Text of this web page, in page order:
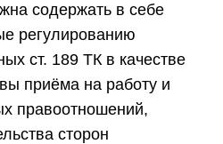
содержать в себе
регулированию
ст. 189 ТК в качестве
приёма на работу и
правоотношений,
сторон